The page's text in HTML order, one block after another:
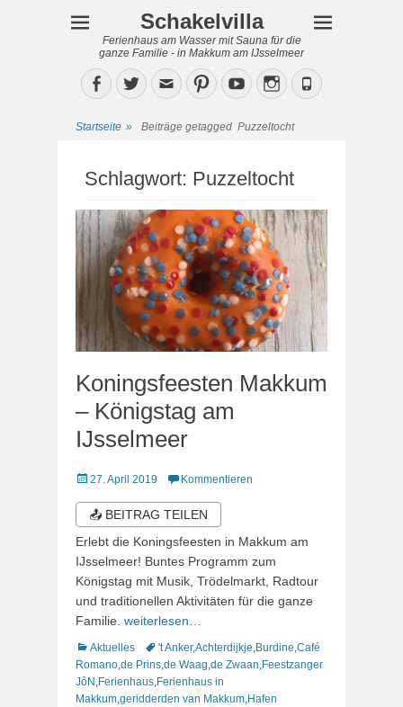
Schakelvilla
Ferienhaus am Wasser mit Sauna für die
ganze Familie - in Makkum am IJsselmeer
Facebook
TwitterEmailPinterestYouTubeInstagram
Phone
Startseite » Beiträge getagged Puzzeltocht
Schlagwort: Puzzeltocht
Koningsfeesten Makkum
– Königstag am
IJsselmeer
Veröffentlicht
27. April 2019 Kommentieren
📤 BEITRAG TEILEN
Erlebt die Koningsfeesten in Makkum am
IJsselmeer! Buntes Programm zum
Königstag mit Musik, Trödelmarkt, Radtour
und traditionellen Aktivitäten für die ganze
Familie. weiterlesen…
Kategorien
Aktuelles Schlagworte
't Anker,Achterdijkje Burdine Café
Romano de Prins de Waag de Zwaan Feestzanger
JôN Ferienhaus Ferienhaus in
Makkum geridderden van Makkum Hafen